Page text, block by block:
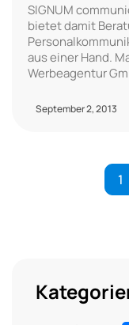
SIGNUM
bietet damit
aus einer Hand.
Werbeagentur
September 2, 2013
1